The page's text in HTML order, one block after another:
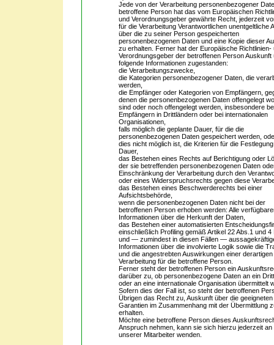
Jede von der Verarbeitung personenbezogener
betroffene Person hat das vom Europäischen
und Verordnungsgeber gewährte Recht, jederzeit
für die Verarbeitung Verantwortlichen unentgeltliche
über die zu seiner Person gespeicherten
personenbezogenen Daten und eine Kopie dieser
zu erhalten. Ferner hat der Europäische Richtlinien-
Verordnungsgeber der betroffenen Person Auskunft
folgende Informationen zugestanden:
die Verarbeitungszwecke,
die Kategorien personenbezogener Daten, die
werden,
die Empfänger oder Kategorien von Empfängern,
denen die personenbezogenen Daten offengelegt
sind oder noch offengelegt werden, insbesondere
Empfängern in Drittländern oder bei internationalen
Organisationen,
falls möglich die geplante Dauer, für die die
personenbezogenen Daten gespeichert werden,
dies nicht möglich ist, die Kriterien für die
Dauer,
das Bestehen eines Rechts auf Berichtigung oder
der sie betreffenden personenbezogenen Daten
Einschränkung der Verarbeitung durch den
oder eines Widerspruchsrechts gegen diese
das Bestehen eines Beschwerderechts bei einer
Aufsichtsbehörde,
wenn die personenbezogenen Daten nicht bei der
betroffenen Person erhoben werden: Alle
Informationen über die Herkunft der Daten,
das Bestehen einer automatisierten
einschließlich Profiling gemäß Artikel 22 Abs.1 und 4
und — zumindest in diesen Fällen —
Informationen über die involvierte Logik sowie die
und die angestrebten Auswirkungen einer derartigen
Verarbeitung für die betroffene Person.
Ferner steht der betroffenen Person ein
darüber zu, ob personenbezogene Daten an ein
oder an eine internationale Organisation übermittelt
Sofern dies der Fall ist, so steht der betroffenen
Übrigen das Recht zu, Auskunft über die geeigneten
Garantien im Zusammenhang mit der Übermittlung
erhalten.
Möchte eine betroffene Person dieses
Anspruch nehmen, kann sie sich hierzu jederzeit an
unserer Mitarbeiter wenden.